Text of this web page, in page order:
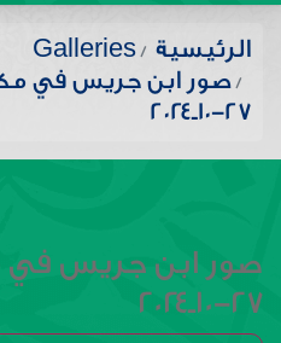
الرئيسية
Galleries
صور ابن جريس في
٢٧-١٠ـ٢٠٢٤
صور ابن جريس في
٢٧-١٠ـ٢٠٢٤